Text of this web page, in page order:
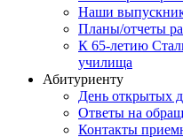
Наши
Планы/отчеты
К 65-летию
училища
Абитуриенту
День открытых
Ответы на
Контакты